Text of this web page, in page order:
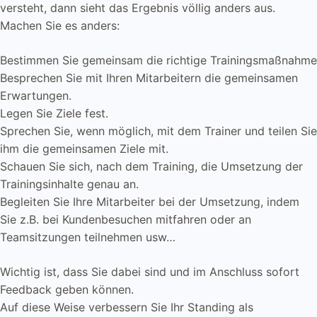
versteht, dann sieht das Ergebnis völlig anders aus.
Machen Sie es anders:
Bestimmen Sie gemeinsam die richtige Trainingsmaßnahme
Besprechen Sie mit Ihren Mitarbeitern die gemeinsamen
Erwartungen.
Legen Sie Ziele fest.
Sprechen Sie, wenn möglich, mit dem Trainer und teilen Sie
ihm die gemeinsamen Ziele mit.
Schauen Sie sich, nach dem Training, die Umsetzung der
Trainingsinhalte genau an.
Begleiten Sie Ihre Mitarbeiter bei der Umsetzung, indem
Sie z.B. bei Kundenbesuchen mitfahren oder an
Teamsitzungen teilnehmen usw…
Wichtig ist, dass Sie dabei sind und im Anschluss sofort
Feedback geben können.
Auf diese Weise verbessern Sie Ihr Standing als